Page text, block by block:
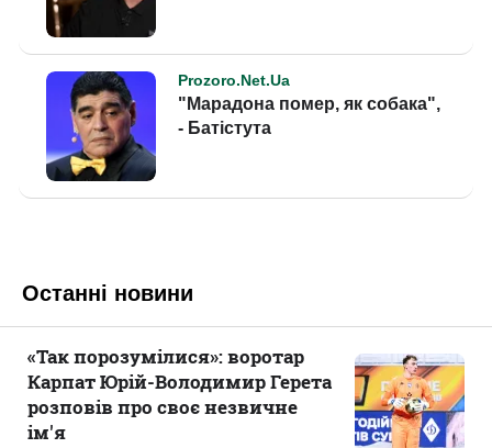
Останні новини
«Так порозумілися»: воротар
Карпат Юрій-Володимир Герета
розповів про своє незвичне
ім'я